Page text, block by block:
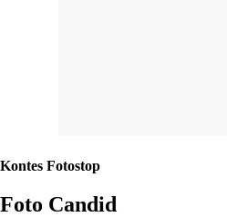
Kontes Fotostop
Foto Candid